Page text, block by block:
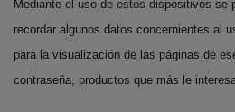
Mediante el uso de estos dispositivos se
recordar algunos datos concernientes al
para la visualización de las páginas de
contraseña, productos que más le